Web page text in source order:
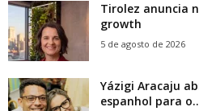
Tirolez anuncia
growth
5 de agosto de 2026
Yázigi Aracaju
espanhol para